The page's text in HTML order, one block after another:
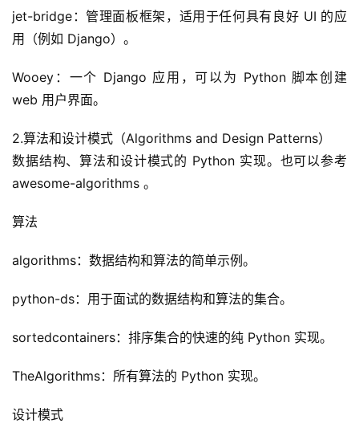
jet-bridge：管理面板框架，适用于任何具有良好 UI 的应
用（例如 Django）。
Wooey：一个 Django 应用，可以为 Python 脚本创建
web 用户界面。
2.算法和设计模式（Algorithms and Design Patterns）
数据结构、算法和设计模式的 Python 实现。也可以参考
awesome-algorithms 。
算法
algorithms：数据结构和算法的简单示例。
python-ds：用于面试的数据结构和算法的集合。
sortedcontainers：排序集合的快速的纯 Python 实现。
TheAlgorithms：所有算法的 Python 实现。
设计模式